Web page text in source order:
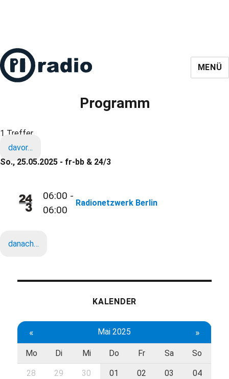
MENÜ
Programm
1 Treffer
davor…
So., 25.05.2025 - fr-bb & 24/3
06:00 -
06:00
Radionetzwerk Berlin
danach…
KALENDER
« Mai 2025 »
Mo Di Mi Do Fr Sa So
28 29 30 01 02 03 04